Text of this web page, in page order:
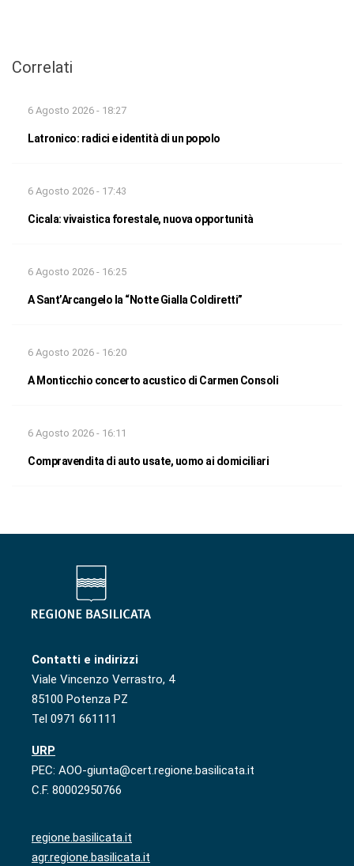
Correlati
6 Agosto 2026 - 18:27
Latronico: radici e identità di un popolo
6 Agosto 2026 - 17:43
Cicala: vivaistica forestale, nuova opportunità
6 Agosto 2026 - 16:25
A Sant’Arcangelo la “Notte Gialla Coldiretti”
6 Agosto 2026 - 16:20
A Monticchio concerto acustico di Carmen Consoli
6 Agosto 2026 - 16:11
Compravendita di auto usate, uomo ai domiciliari
Contatti e indirizzi
Viale Vincenzo Verrastro, 4
85100 Potenza PZ
Tel 0971 661111
URP
PEC: AOO-giunta@cert.regione.basilicata.it
C.F. 80002950766
regione.basilicata.it
agr.regione.basilicata.it